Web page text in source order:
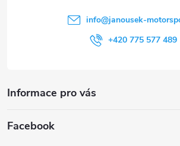
info@janousek-
+420 775 577 489
Informace pro vás
Facebook